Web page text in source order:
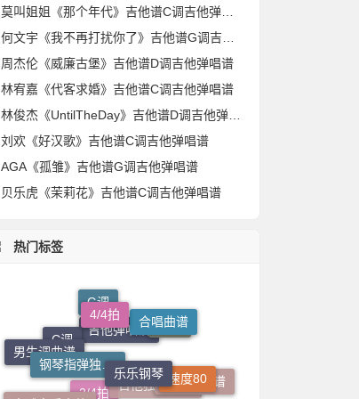
莫叫姐姐《那个年代》吉他谱C调吉他弹唱谱
何文宇《我不再打扰你了》吉他谱G调吉他弹唱谱
周杰伦《威廉古堡》吉他谱D调吉他弹唱谱
林宥嘉《代客求婚》吉他谱C调吉他弹唱谱
林俊杰《UntilTheDay》吉他谱D调吉他弹唱谱
刘欢《好汉歌》吉他谱C调吉他弹唱谱
AGA《孤雏》吉他谱G调吉他弹唱谱
贝乐虎《茉莉花》吉他谱C调吉他弹唱谱
热门标签
一根稻草吉他 女生调曲谱
速度80
乐乐钢琴
钢琴指弹独奏谱
男生调曲谱
C调
吉他弹唱谱
国语
合唱曲谱
4/4拍
G调